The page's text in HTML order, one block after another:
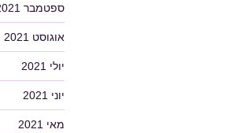
ספטמבר 2021
אוגוסט 2021
יולי 2021
יוני 2021
מאי 2021